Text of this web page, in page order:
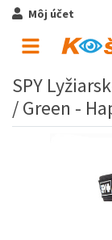
Môj účet
SPY
/ Green -